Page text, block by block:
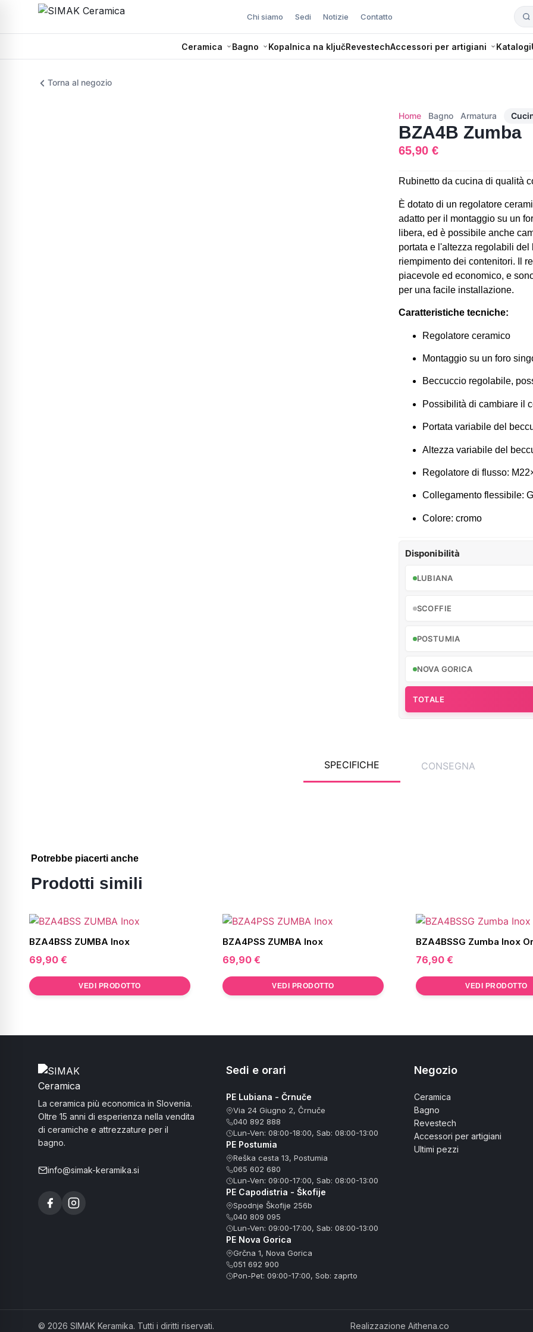
Chi siamo Sedi Notizie Contatto
Ceramica Bagno Kopalnica na ključRevestechAccessori per artigiani Katalogi
Torna al negozio
Home Bagno Armatura
BZA4B Zumba
65,90 €
Rubinetto da cucina di qualità
È dotato di un regolatore
adatto per il montaggio su un
libera, ed è possibile anche
portata e l'altezza regolabili
riempimento dei contenitori. Il
piacevole ed economico, e
per una facile installazione.
Caratteristiche tecniche:
Regolatore ceramico
Montaggio su un foro
Beccuccio regolabile,
Possibilità di cambiare il
Portata variabile del
Altezza variabile del
Regolatore di flusso:
Collegamento flessibile:
Colore: cromo
Disponibilità
LUBIANA
SCOFFIE
POSTUMIA
NOVA GORICA
TOTALE
SPECIFICHE CONSEGNA
Potrebbe piacerti anche
Prodotti simili
BZA4BSS ZUMBA Inox
69,90 €
VEDI PRODOTTO
BZA4PSS ZUMBA Inox
69,90 €
VEDI PRODOTTO
BZA4BSSG Zumba Inox
76,90 €
VEDI PRODOTTO
La ceramica più economica in Slovenia.
Oltre 15 anni di esperienza nella vendita
di ceramiche e attrezzature per il
bagno.
info@simak-keramika.si
Sedi e orari
PE Lubiana - Črnuče
Via 24 Giugno 2, Črnuče
040 892 888
Lun-Ven: 08:00-18:00, Sab: 08:00-13:00
PE Postumia
Reška cesta 13, Postumia
065 602 680
Lun-Ven: 09:00-17:00, Sab: 08:00-13:00
PE Capodistria - Škofije
Spodnje Škofije 256b
040 809 095
Lun-Ven: 09:00-17:00, Sab: 08:00-13:00
PE Nova Gorica
Grčna 1, Nova Gorica
051 692 900
Pon-Pet: 09:00-17:00, Sob: zaprto
Negozio
Ceramica
Bagno
Revestech
Accessori per artigiani
Ultimi pezzi
© 2026 SIMAK Keramika. Tutti i diritti riservati. Realizzazione Aithena.co